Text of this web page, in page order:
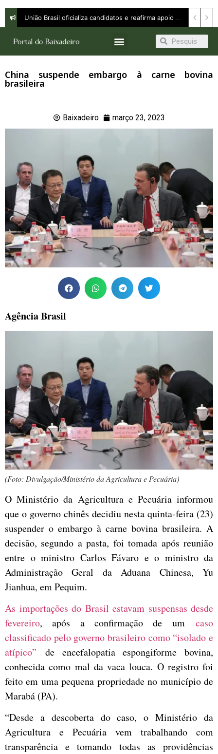
China suspende embargo à carne bovina
brasileira
Baixadeiro março 23, 2023
Agência Brasil
(Foto: Divulgação/Ministério da Agricultura e Pecuária)
O Ministério da Agricultura e Pecuária informou
que o governo chinês decidiu nesta quinta-feira (23)
suspender o embargo à carne bovina brasileira. A
decisão, segundo a pasta, foi tomada após reunião
entre o ministro Carlos Fávaro e o ministro da
Administração Geral da Aduana Chinesa, Yu
Jianhua, em Pequim.
As importações do Brasil estavam suspensas desde
fevereiro, após a confirmação de um caso
classificado pelo governo brasileiro como “isolado e
atípico” de encefalopatia espongiforme bovina,
conhecida como mal da vaca louca. O registro foi
feito em uma pequena propriedade no município de
Marabá (PA).
“Desde a descoberta do caso, o Ministério da
Agricultura e Pecuária vem trabalhando com
transparência e tomando todas as providências